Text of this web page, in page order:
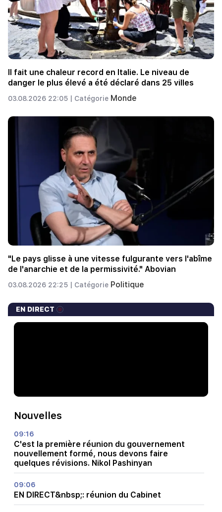
Il fait une chaleur record en Italie. Le niveau de
danger le plus élevé a été déclaré dans 25 villes
03.08.2026 22:05 | Catégorie Monde
"Le pays glisse à une vitesse fulgurante vers l'abîme
de l'anarchie et de la permissivité." Abovian
03.08.2026 22:25 | Catégorie Politique
EN DIRECT
Nouvelles
09:16
C'est la première réunion du gouvernement
nouvellement formé, nous devons faire
quelques révisions. Nikol Pashinyan
09:06
EN DIRECT&nbsp;: réunion du Cabinet